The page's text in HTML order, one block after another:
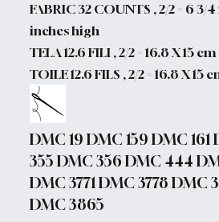
FABRIC 32 COUNTS , 2/2 = 6 3/
inches high
TELA 12.6 FILI , 2/2 = 16.8 X 15 cm
TOILE 12.6 FILS , 2/2 = 16.8 X 15
DMC 19 DMC 159 DMC 161
355 DMC 356 DMC 444
DMC 3771 DMC 3778 DMC
DMC 3865